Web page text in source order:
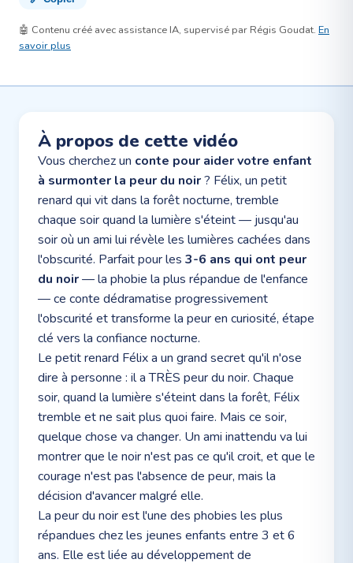
🤖 Contenu créé avec assistance IA, supervisé par Régis Goudat. En
savoir plus
À propos de cette vidéo
Vous cherchez un conte pour aider votre enfant
à surmonter la peur du noir? Félix, un petit
renard qui vit dans la forêt nocturne, tremble
chaque soir quand la lumière s'éteint — jusqu'au
soir où un ami lui révèle les lumières cachées dans
l'obscurité. Parfait pour les 3-6 ans qui ont peur
du noir— la phobie la plus répandue de l'enfance
— ce conte dédramatise progressivement
l'obscurité et transforme la peur en curiosité, étape
clé vers la confiance nocturne.
Le petit renard Félix a un grand secret qu'il n'ose
dire à personne : il a TRÈS peur du noir. Chaque
soir, quand la lumière s'éteint dans la forêt, Félix
tremble et ne sait plus quoi faire. Mais ce soir,
quelque chose va changer. Un ami inattendu va lui
montrer que le noir n'est pas ce qu'il croit, et que le
courage n'est pas l'absence de peur, mais la
décision d'avancer malgré elle.
La peur du noir est l'une des phobies les plus
répandues chez les jeunes enfants entre 3 et 6
ans. Elle est liée au développement de